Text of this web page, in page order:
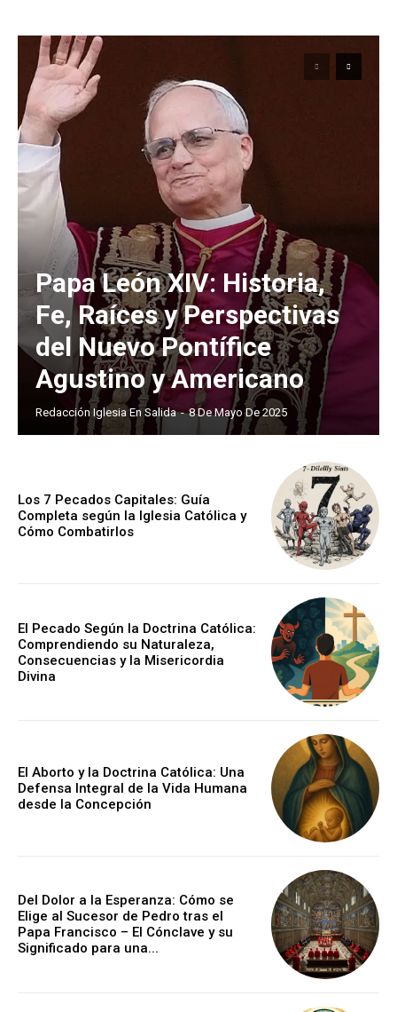
Papa León XIV: Historia,
Fe, Raíces y Perspectivas
del Nuevo Pontífice
Agustino y Americano
Redacción Iglesia En Salida - 8 De Mayo De 2025
Los 7 Pecados Capitales: Guía
Completa según la Iglesia Católica y
Cómo Combatirlos
El Pecado Según la Doctrina Católica:
Comprendiendo su Naturaleza,
Consecuencias y la Misericordia
Divina
El Aborto y la Doctrina Católica: Una
Defensa Integral de la Vida Humana
desde la Concepción
Del Dolor a la Esperanza: Cómo se
Elige al Sucesor de Pedro tras el
Papa Francisco – El Cónclave y su
Significado para una...